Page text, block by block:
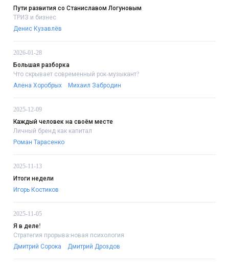
Пути развития со Станиславом Логуновым
ТРИЗ и бизнес
Денис Кузавлёв
2026-01-28
Большая разборка
Что скрывает современный рок-музыкант?
Алена Хоробрых
Михаил Забродин
2025-12-09
Каждый человек на своём месте
Личный бренд как капитал
Роман Тарасенко
2025-11-13
Итоги недели
Игорь Костиков
2025-11-05
Я в деле!
Стратегия прорыва:новая психология
Дмитрий Сорока
Дмитрий Дроздов